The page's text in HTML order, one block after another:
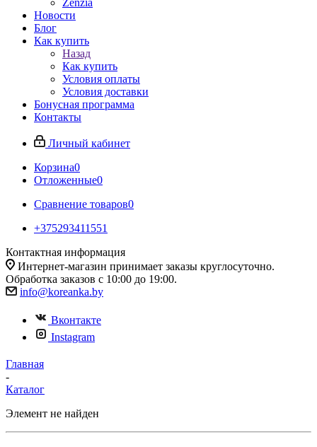
Zenzia
Новости
Блог
Как купить
Назад
Как купить
Условия оплаты
Условия доставки
Бонусная программа
Контакты
Личный кабинет
Корзина0
Отложенные0
Сравнение товаров0
+375293411551
Контактная информация
Интернет-магазин принимает заказы круглосуточно.
Обработка заказов с 10:00 до 19:00.
info@koreanka.by
Вконтакте
Instagram
Главная
-
Каталог
Элемент не найден